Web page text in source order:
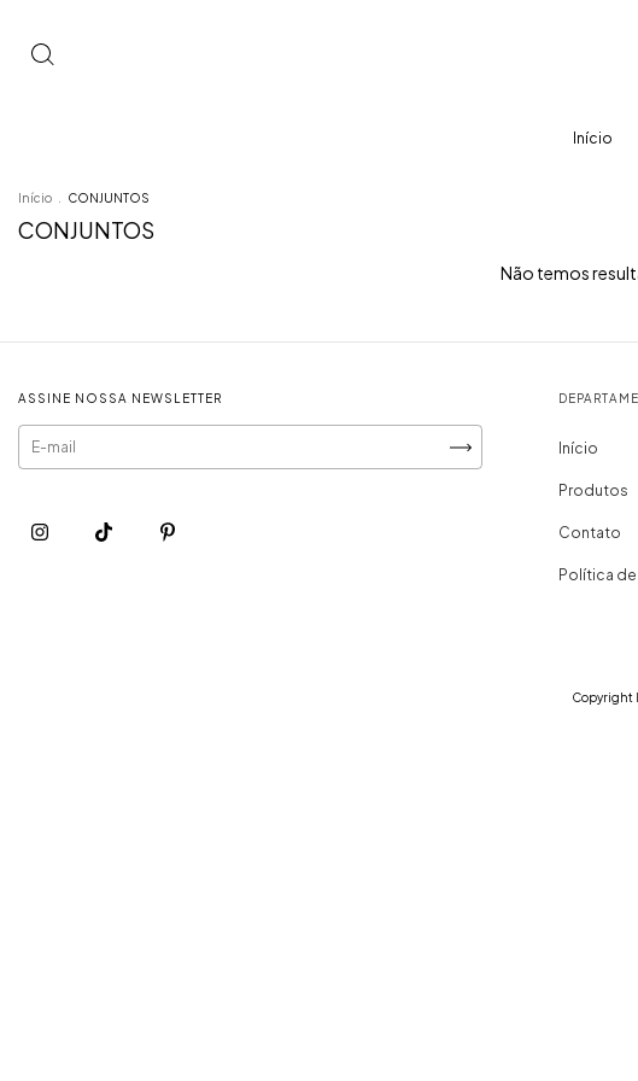
Início
Início CONJUNTOS
CONJUNTOS
Não temos
ASSINE NOSSA NEWSLETTER
Início
Produtos
Contato
Política
Copyright